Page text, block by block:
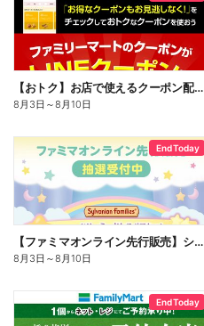
【おトク】お店で使えるクーポン配信中
8月3日 ～8月10日
End Today
【ファミマオンライン先行販売】シルバニアファミリー
8月3日 ～8月10日
End Today